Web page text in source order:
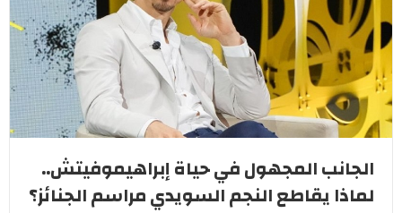
الجانب المجهول في حياة إبراهيموفيتش..
لماذا يقاطع النجم السويدي مراسم الجنائز؟